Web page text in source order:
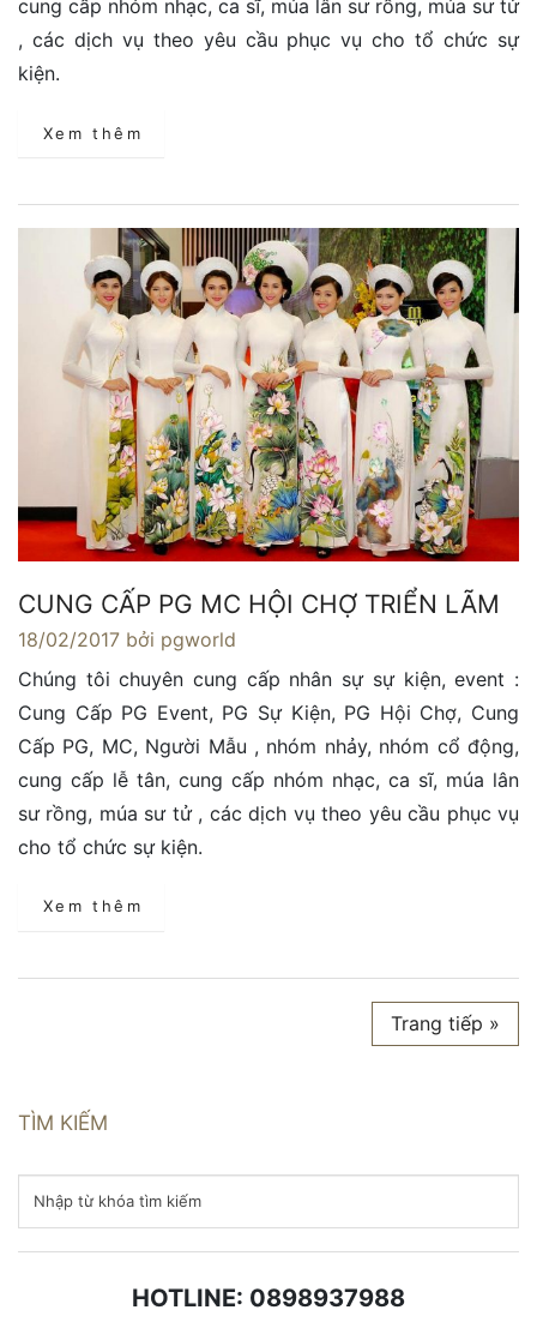
cung cấp nhóm nhạc, ca sĩ, múa lân sư rồng, múa sư tử
, các dịch vụ theo yêu cầu phục vụ cho tổ chức sự
kiện.
Xem thêm
CUNG CẤP PG MC HỘI CHỢ TRIỂN LÃM
18/02/2017 bởi pgworld
Chúng tôi chuyên cung cấp nhân sự sự kiện, event :
Cung Cấp PG Event, PG Sự Kiện, PG Hội Chợ, Cung
Cấp PG, MC, Người Mẫu , nhóm nhảy, nhóm cổ động,
cung cấp lễ tân, cung cấp nhóm nhạc, ca sĩ, múa lân
sư rồng, múa sư tử , các dịch vụ theo yêu cầu phục vụ
cho tổ chức sự kiện.
Xem thêm
Trang tiếp »
TÌM KIẾM
HOTLINE: 0898937988